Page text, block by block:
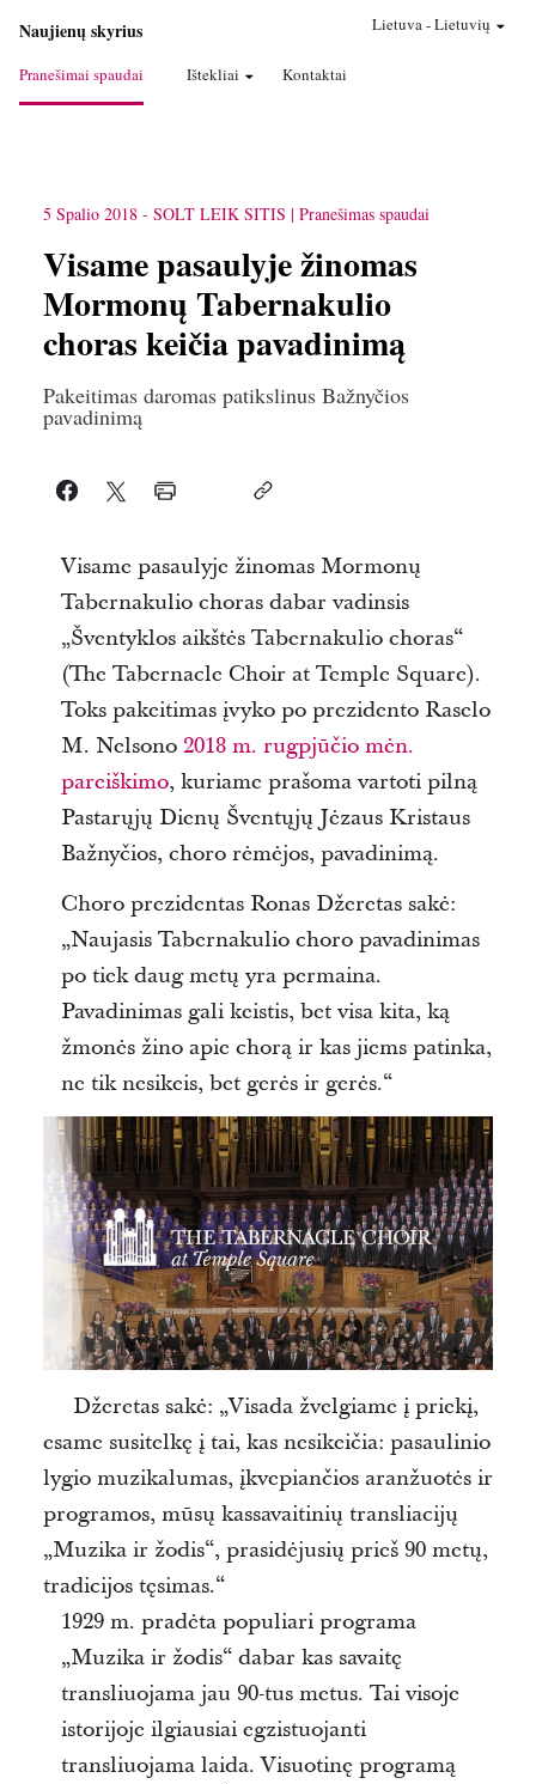
Naujienų skyrius
Pranešimai spaudai Ištekliai Kontaktai
Lietuva-Lietuvių
5 Spalio 2018 - SOLT LEIK SITIS Pranešimas spaudai
Visame pasaulyje žinomas
Mormonų Tabernakulio
choras keičia pavadinimą
Pakeitimas daromas patikslinus Bažnyčios
pavadinimą
Visame pasaulyje žinomas Mormonų
Tabernakulio choras dabar vadinsis
„Šventyklos aikštės Tabernakulio choras“
(The Tabernacle Choir at Temple Square).
Toks pakeitimas įvyko po prezidento Raselo
M. Nelsono 2018 m. rugpjūčio mėn.
pareiškimo, kuriame prašoma vartoti pilną
Pastarųjų Dienų Šventųjų Jėzaus Kristaus
Bažnyčios, choro rėmėjos, pavadinimą.
Choro prezidentas Ronas Džeretas sakė:
„Naujasis Tabernakulio choro pavadinimas
po tiek daug metų yra permaina.
Pavadinimas gali keistis, bet visa kita, ką
žmonės žino apie chorą ir kas jiems patinka,
ne tik nesikeis, bet gerės ir gerės.“
Džeretas sakė: „Visada žvelgiame į priekį,
esame susitelkę į tai, kas nesikeičia: pasaulinio
lygio muzikalumas, įkvepiančios aranžuotės ir
programos, mūsų kassavaitinių transliacijų
„Muzika ir žodis“, prasidėjusių prieš 90 metų,
tradicijos tęsimas.“
1929 m. pradėta populiari programa
„Muzika ir žodis“ dabar kas savaitę
transliuojama jau 90-tus metus. Tai visoje
istorijoje ilgiausiai egzistuojanti
transliuojama laida. Visuotinę programą